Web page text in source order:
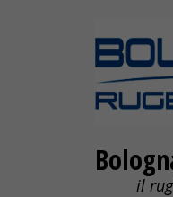
il